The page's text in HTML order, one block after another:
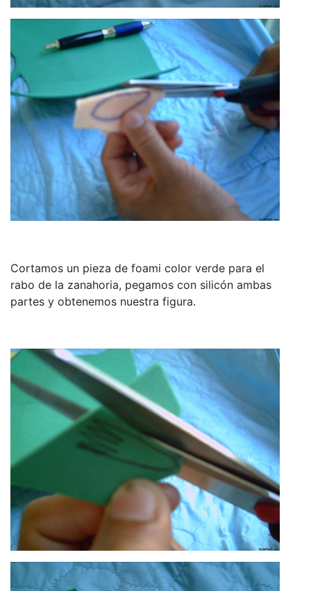
Cortamos un pieza de foami color verde para el
rabo de la zanahoria, pegamos con silicón ambas
partes y obtenemos nuestra figura.